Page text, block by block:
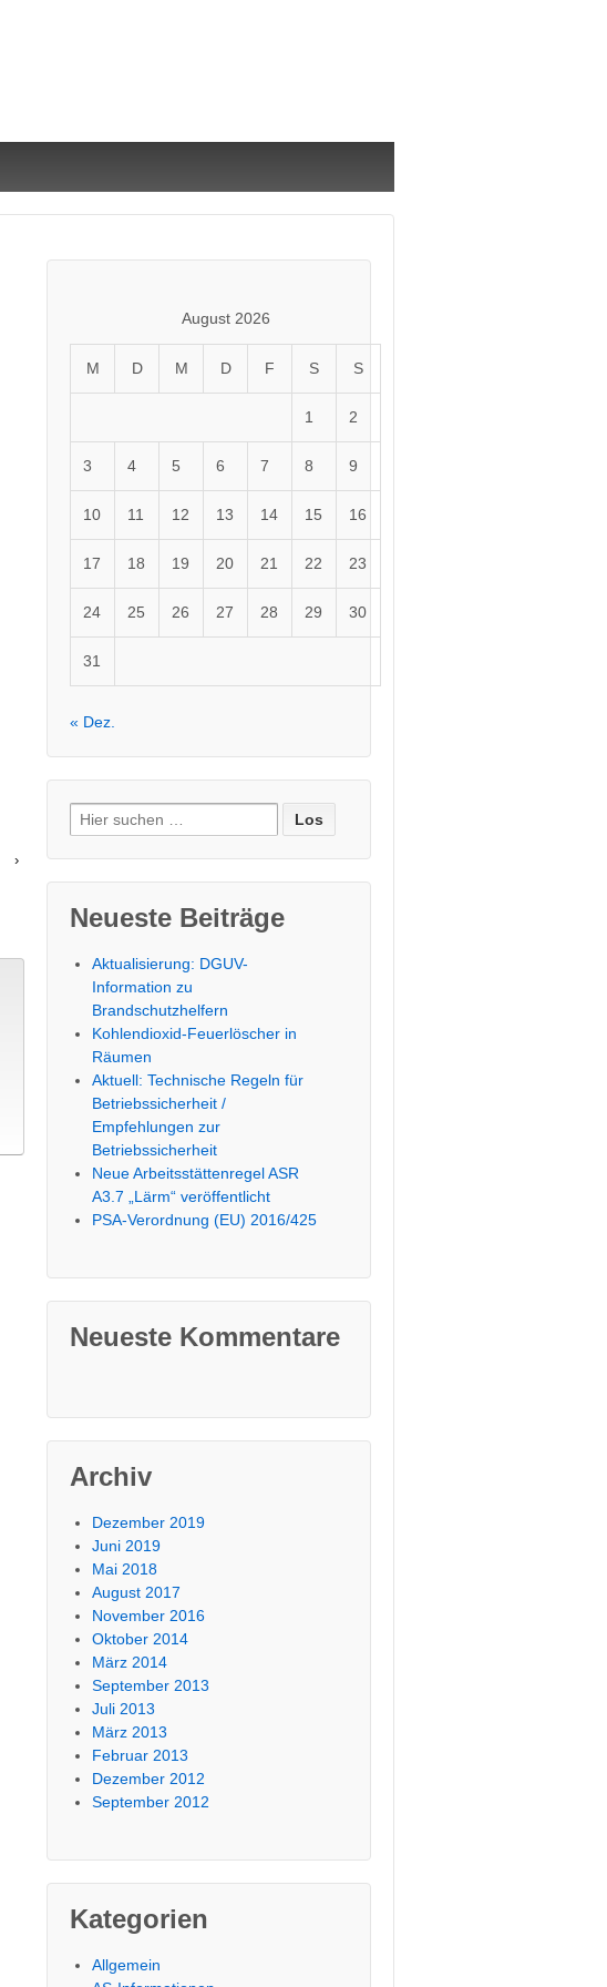
›
August 2026
M D M D F S S
1 2
3 4 5 6 7 8 9
10 11 12 13 14 15 16
17 18 19 20 21 22 23
24 25 26 27 28 29 30
31
« Dez.
Suche
nach:
Neueste Beiträge
Aktualisierung: DGUV-
Information zu
Brandschutzhelfern
Kohlendioxid-Feuerlöscher in
Räumen
Aktuell: Technische Regeln für
Betriebssicherheit /
Empfehlungen zur
Betriebssicherheit
Neue Arbeitsstättenregel ASR
A3.7 „Lärm“ veröffentlicht
PSA-Verordnung (EU) 2016/425
Neueste Kommentare
Archiv
Dezember 2019
Juni 2019
Mai 2018
August 2017
November 2016
Oktober 2014
März 2014
September 2013
Juli 2013
März 2013
Februar 2013
Dezember 2012
September 2012
Kategorien
Allgemein